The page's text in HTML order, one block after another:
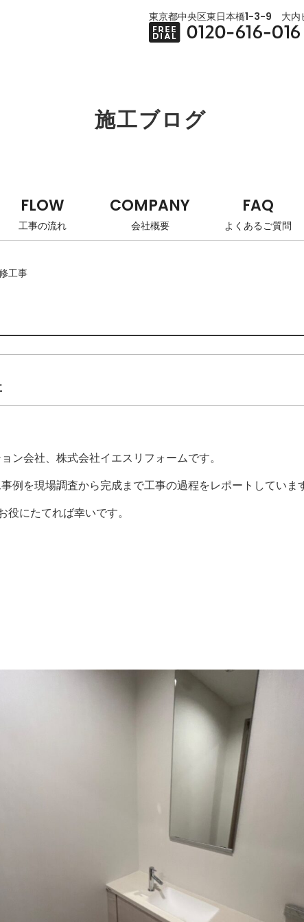
東京都中央区東日本橋1-3-9 大内
施工ブログ
FLOW
工事の流れ
COMPANY
会社概要
FAQ
よくあるご質問
工事
ン会社、株式会社イエスリフォームです。
例を現場調査から完成まで工事の過程をレポートしていま
にたてれば幸いです。